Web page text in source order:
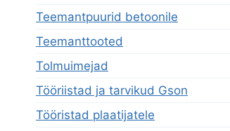
Teemantpuurid betoonile
Teemanttooted
Tolmuimejad
Tööriistad ja tarvikud Gson
Tööristad plaatijatele